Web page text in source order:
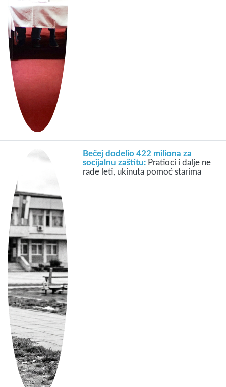
Bečej dodelio 422 miliona za
socijalnu zaštitu: Pratioci i dalje ne
rade leti, ukinuta pomoć starima